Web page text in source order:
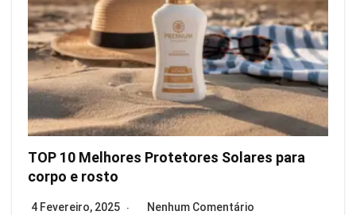
TOP 10 Melhores Protetores Solares para
corpo e rosto
4 Fevereiro, 2025 Nenhum Comentário